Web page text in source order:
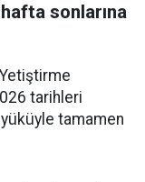
sonlarına
tarihleri
tamamen